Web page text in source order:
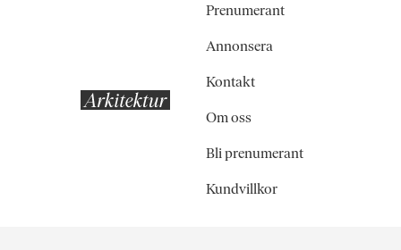
Prenumerant
Annonsera
Kontakt
Om oss
Bli prenumerant
Kundvillkor